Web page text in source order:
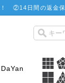
②14日間の返金
DaYan